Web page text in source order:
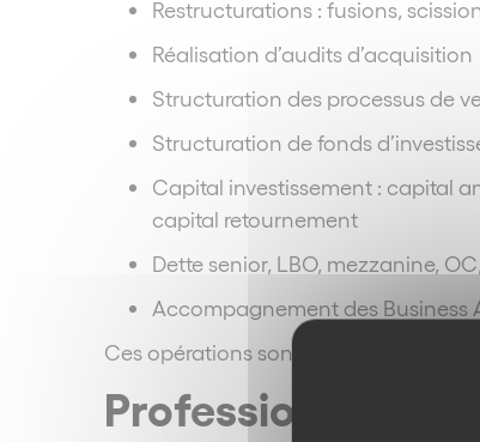
Restructurations : fusions,
Réalisation d’audits d’acquisition
Structuration des processus de
Structuration de fonds
Capital investissement : capital
capital retournement
Dette senior, LBO, mezzanine, OC,
Accompagnement des Business
Ces opérations sont réalisées en
Professions